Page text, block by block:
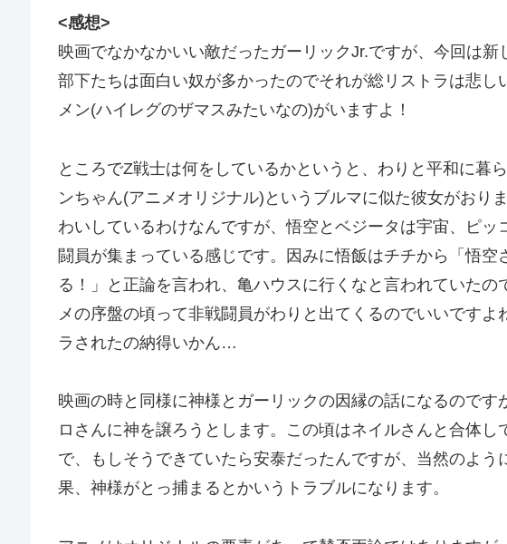
<感想>
映画でなかなかいい敵だったガーリックJr.ですが、今回は新
部下たちは面白い奴が多かったのでそれが総リストラは悲
メン(ハイレグのザマスみたいなの)がいますよ！
ところでZ戦士は何をしているかというと、わりと平和に暮
ンちゃん(アニメオリジナル)というブルマに似た彼女がおり
わいしているわけなんですが、悟空とベジータは宇宙、ピ
闘員が集まっている感じです。因みに悟飯はチチから「悟
る！」と正論を言われ、亀ハウスに行くなと言われていた
メの序盤の頃って非戦闘員がわりと出てくるのでいいです
ラされたの納得いかん…
映画の時と同様に神様とガーリックの因縁の話になるのです
ロさんに神を譲ろうとします。この頃はネイルさんと合体
で、もしそうできていたら安泰だったんですが、当然のよ
果、神様がとっ捕まるとかいうトラブルになります。